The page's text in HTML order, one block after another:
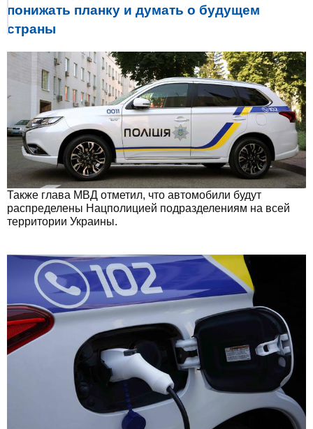
понижать планку и думать о будущем
страны
Также глава МВД отметил, что автомобили будут
распределены Нацполицией подразделениям на всей
территории Украины.